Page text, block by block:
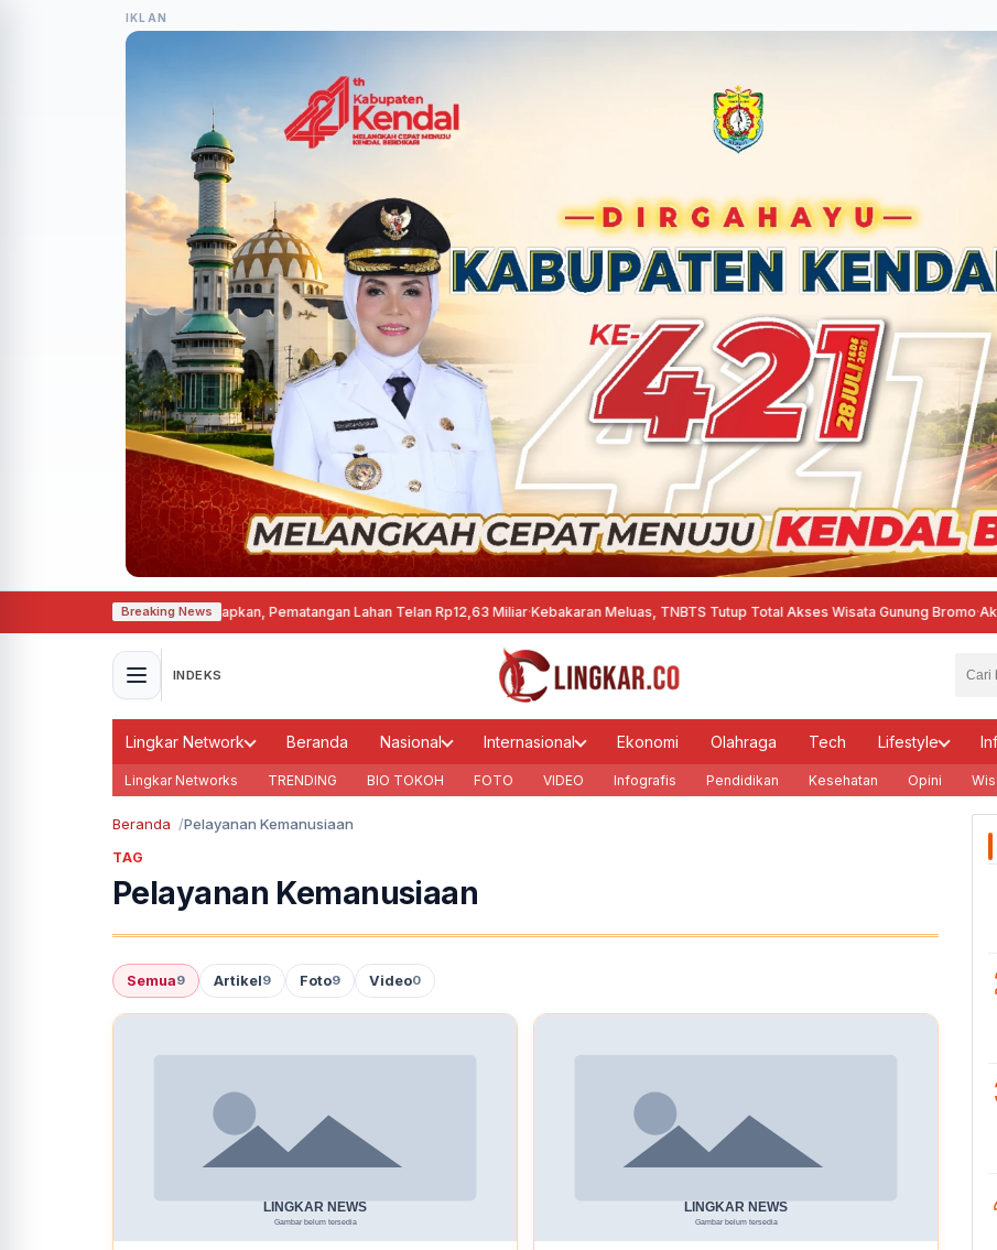
IKLAN
Breaking News
di Cepu Mulai Disiapkan, Pematangan Lahan Telan Rp12,63 Miliar ·Kebakaran Meluas, TNBTS Tutup Total Akses Wisata Gunung Bromo·Aktifitas
INDEKS
Lingkar Network Beranda Nasional Internasional Ekonomi Olahraga Tech Lifestyle
Lingkar Networks TRENDING BIO TOKOH FOTO VIDEO Infografis Pendidikan Kesehatan Opini
Beranda Pelayanan Kemanusiaan
TAG
Pelayanan Kemanusiaan
Semua9 Artikel9 Foto9 Video0